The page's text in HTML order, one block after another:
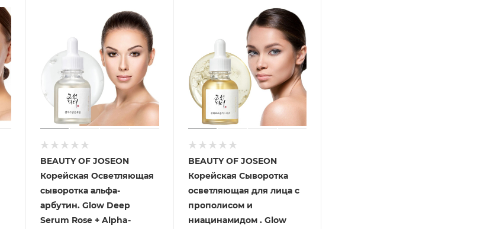
BEAUTY OF JOSEON
Корейская Осветляющая
сыворотка альфа-
арбутин. Glow Deep
Serum Rose + Alpha-
BEAUTY OF JOSEON
Корейская Сыворотка
осветляющая для лица с
прополисом и
ниацинамидом . Glow